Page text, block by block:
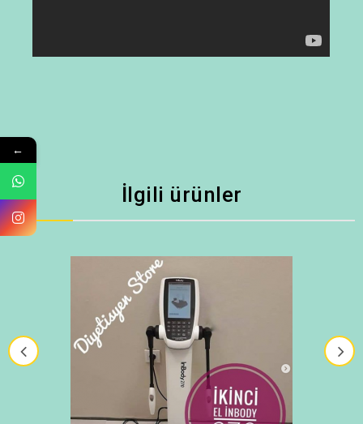
İlgili ürünler
←